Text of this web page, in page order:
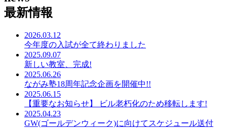
最新情報
2026.03.12
今年度の入試が全て終わりました
2025.09.07
新しい教室、完成!
2025.06.26
ながみ塾18周年記念企画を開催中!!
2025.06.15
【重要なお知らせ】 ビル老朽化のため移転します!
2025.04.23
GW(ゴールデンウィーク)に向けてスケジュール送付